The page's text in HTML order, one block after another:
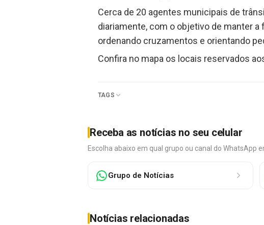
Cerca de 20 agentes municipais de
diariamente, com o objetivo de manter
ordenando cruzamentos e orientando
Confira no mapa os locais reservados
TAGS
Receba as notícias no seu celular
Escolha abaixo em qual grupo ou canal do WhatsApp
Grupo de Notícias
Notícias relacionadas